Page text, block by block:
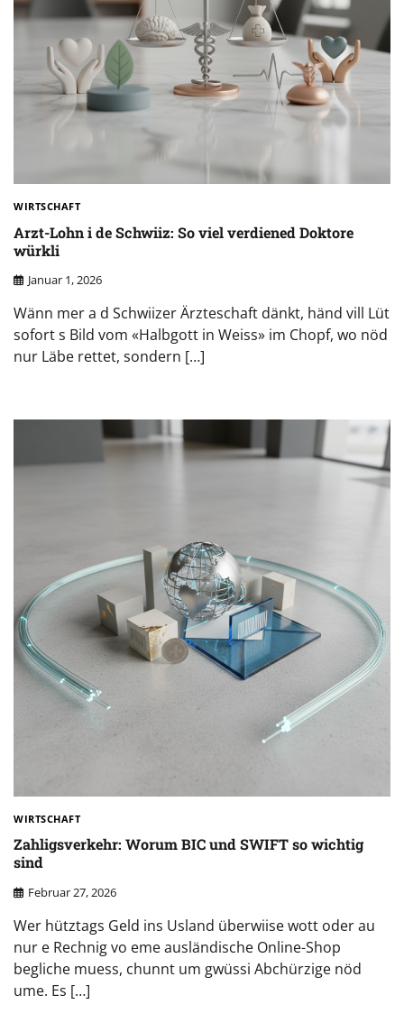
WIRTSCHAFT
Arzt-Lohn i de Schwiiz: So viel verdiened Doktore
würkli
Januar 1, 2026
Wänn mer a d Schwiizer Ärzteschaft dänkt, händ vill Lüt
sofort s Bild vom «Halbgott in Weiss» im Chopf, wo nöd
nur Läbe rettet, sondern […]
WIRTSCHAFT
Zahligsverkehr: Worum BIC und SWIFT so wichtig
sind
Februar 27, 2026
Wer hütztags Geld ins Usland überwiise wott oder au
nur e Rechnig vo eme ausländische Online-Shop
begliche muess, chunnt um gwüssi Abchürzige nöd
ume. Es […]